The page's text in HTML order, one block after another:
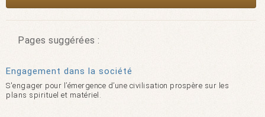
Pages suggérées :
Engagement dans la société
S'engager pour l’émergence d’une civilisation prospère sur les
plans spirituel et matériel.